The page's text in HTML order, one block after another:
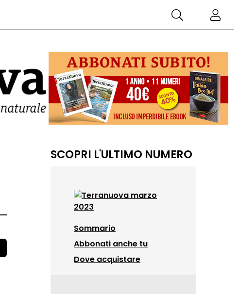
SCOPRI L'ULTIMO NUMERO
Sommario
Abbonati anche tu
Dove acquistare